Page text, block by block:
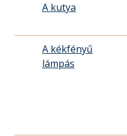
A kutya
A kékfényű
lámpás